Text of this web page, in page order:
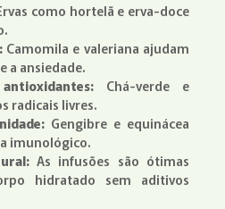
como hortelã e erva-doce
Camomila e valeriana ajudam
a ansiedade.
Chá-verde e
radicais livres.
Gengibre e equinácea
imunológico.
As infusões são ótimas
hidratado sem aditivos